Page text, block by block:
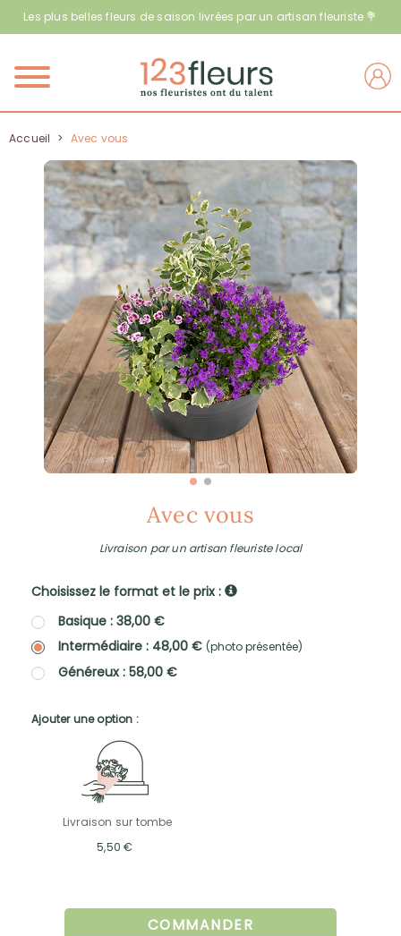
Les plus belles fleurs de saison livrées par un artisan fleuriste 💐
Menu
Accueil > Avec vous
Avec vous
Livraison par un artisan fleuriste local
Choisissez le format et le prix :
Basique : 38,00 €
Intermédiaire : 48,00 € (photo présentée)
Généreux : 58,00 €
Ajouter une option :
Livraison sur tombe
5,50 €
COMMANDER